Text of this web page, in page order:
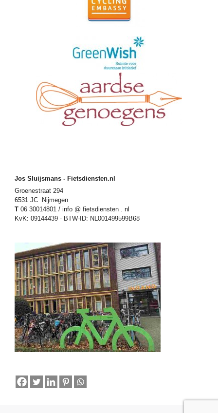
Jos Sluijsmans - Fietsdiensten.nl
Groenestraat 294
6531 JC Nijmegen
T 06 30014801 / info @ fietsdiensten . nl
KvK: 09144439 - BTW-ID: NL001499599B68